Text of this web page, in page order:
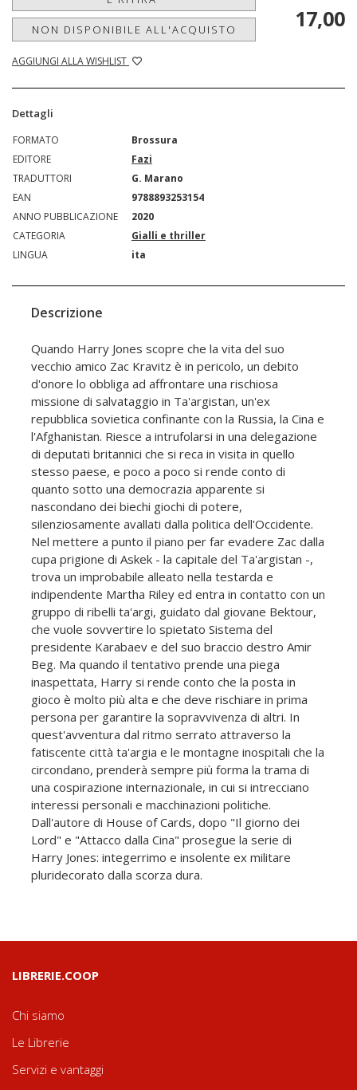
NON DISPONIBILE ALL'ACQUISTO
AGGIUNGI ALLA WISHLIST
17,00
Dettagli
FORMATO
Brossura
EDITORE
Fazi
TRADUTTORI
G. Marano
EAN
9788893253154
ANNO PUBBLICAZIONE
2020
CATEGORIA
Gialli e thriller
LINGUA
ita
Descrizione
Quando Harry Jones scopre che la vita del suo
vecchio amico Zac Kravitz è in pericolo, un debito
d'onore lo obbliga ad affrontare una rischiosa
missione di salvataggio in Ta'argistan, un'ex
repubblica sovietica confinante con la Russia, la Cina e
l'Afghanistan. Riesce a intrufolarsi in una delegazione
di deputati britannici che si reca in visita in quello
stesso paese, e poco a poco si rende conto di
quanto sotto una democrazia apparente si
nascondano dei biechi giochi di potere,
silenziosamente avallati dalla politica dell'Occidente.
Nel mettere a punto il piano per far evadere Zac dalla
cupa prigione di Askek - la capitale del Ta'argistan -,
trova un improbabile alleato nella testarda e
indipendente Martha Riley ed entra in contatto con un
gruppo di ribelli ta'argi, guidato dal giovane Bektour,
che vuole sovvertire lo spietato Sistema del
presidente Karabaev e del suo braccio destro Amir
Beg. Ma quando il tentativo prende una piega
inaspettata, Harry si rende conto che la posta in
gioco è molto più alta e che deve rischiare in prima
persona per garantire la sopravvivenza di altri. In
quest'avventura dal ritmo serrato attraverso la
fatiscente città ta'argia e le montagne inospitali che la
circondano, prenderà sempre più forma la trama di
una cospirazione internazionale, in cui si intrecciano
interessi personali e macchinazioni politiche.
Dall'autore di House of Cards, dopo "Il giorno dei
Lord" e "Attacco dalla Cina" prosegue la serie di
Harry Jones: integerrimo e insolente ex militare
pluridecorato dalla scorza dura.
LIBRERIE.COOP
Chi siamo
Le Librerie
Servizi e vantaggi